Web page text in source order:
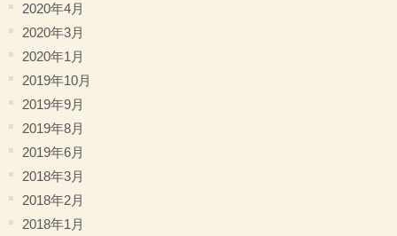
2020年4月
2020年3月
2020年1月
2019年10月
2019年9月
2019年8月
2019年6月
2018年3月
2018年2月
2018年1月